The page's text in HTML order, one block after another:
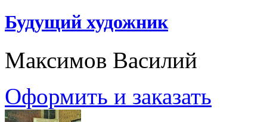
Будущий художник
Максимов Василий
Оформить и заказать